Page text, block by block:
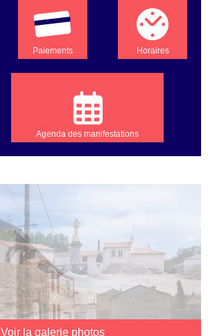
Paiements Horaires
Agenda des manifestations
Voir la galerie photos